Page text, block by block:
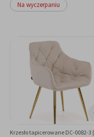
Na wyczerpaniu
Krzesło tapicerowane DC-0082-3 |